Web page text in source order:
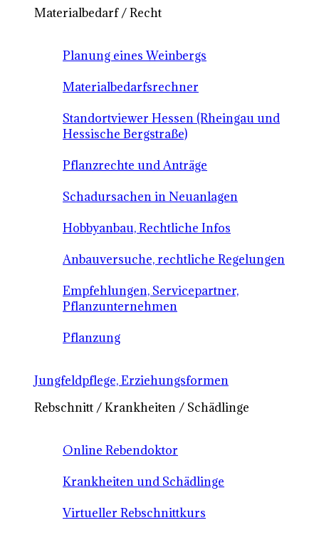
Materialbedarf / Recht
Planung eines Weinbergs
Materialbedarfsrechner
Standortviewer Hessen (Rheingau und
Hessische Bergstraße)
Pflanzrechte und Anträge
Schadursachen in Neuanlagen
Hobbyanbau, Rechtliche Infos
Anbauversuche, rechtliche Regelungen
Empfehlungen, Servicepartner,
Pflanzunternehmen
Pflanzung
Jungfeldpflege, Erziehungsformen
Rebschnitt / Krankheiten / Schädlinge
Online Rebendoktor
Krankheiten und Schädlinge
Virtueller Rebschnittkurs